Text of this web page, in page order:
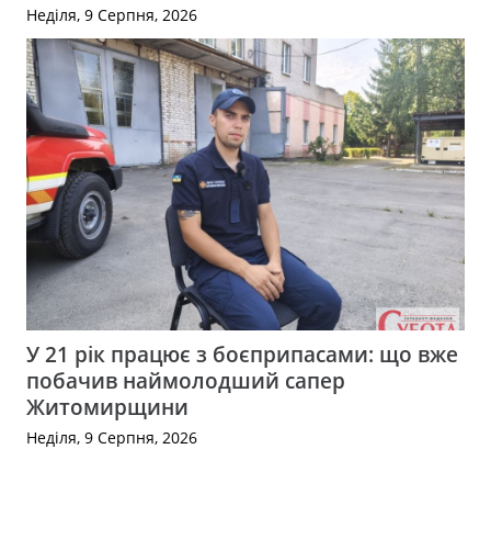
Неділя, 9 Серпня, 2026
У 21 рік працює з боєприпасами: що вже
побачив наймолодший сапер
Житомирщини
Неділя, 9 Серпня, 2026